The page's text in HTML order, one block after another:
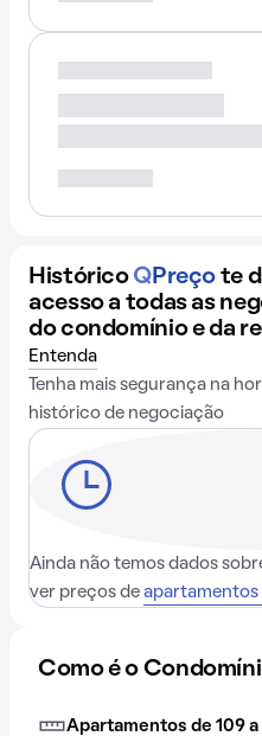
Histórico QPreço te
acesso a todas as
do condomínio e da
Entenda
Tenha mais segurança na
histórico de negociação
Ainda não temos dados
ver preços de apartamentos
Como é o
Apartamentos de 109 a